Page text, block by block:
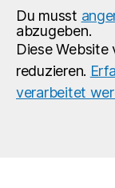
Du musst
abzugeben.
Diese Website
reduzieren.
verarbeitet